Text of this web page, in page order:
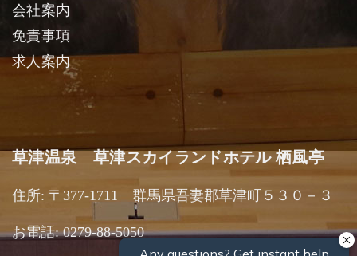
会社案内
免責事項
求人案内
草津温泉 草津スカイランドホテル 栖風亭
住所: 〒377-1711 群馬県吾妻郡草津町５３０－３
お電話: 0279-88-5050